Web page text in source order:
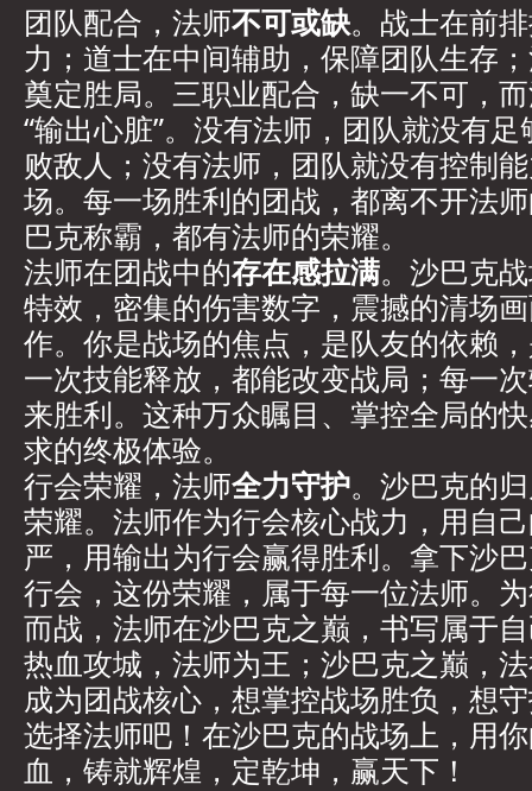
团队配合，法师不可或缺。战士在前
力；道士在中间辅助，保障团队生存
奠定胜局。三职业配合，缺一不可，
“输出心脏”。没有法师，团队就没有
败敌人；没有法师，团队就没有控制
场。每一场胜利的团战，都离不开法
巴克称霸，都有法师的荣耀。
法师在团战中的存在感拉满。沙巴克
特效，密集的伤害数字，震撼的清场
作。你是战场的焦点，是队友的依赖
一次技能释放，都能改变战局；每一
来胜利。这种万众瞩目、掌控全局的
求的终极体验。
行会荣耀，法师全力守护。沙巴克的
荣耀。法师作为行会核心战力，用自
严，用输出为行会赢得胜利。拿下沙
行会，这份荣耀，属于每一位法师。
而战，法师在沙巴克之巅，书写属于
热血攻城，法师为王；沙巴克之巅，
成为团战核心，想掌控战场胜负，想
选择法师吧！在沙巴克的战场上，用
血，铸就辉煌，定乾坤，赢天下！